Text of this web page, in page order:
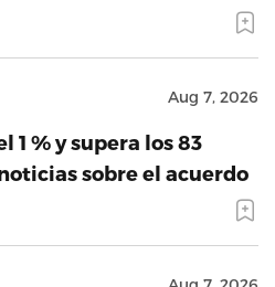
Aug 7, 2026
1 % y supera los 83
sobre el acuerdo